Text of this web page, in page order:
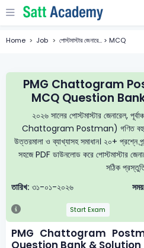
Home Job পােস্টমাস্টার জেনারে... > MCQ
PMG Chattogram
MCQ Question
২০২৬ সালের পোস্টমাস্টার জেনারেল,
Chattogram Postman) গণিত
উত্তরমালা ও ব্যাখ্যাসহ সমাধান। ২০+ প্রশ্নে
সহজে PDF ডাউনলোড করে পোস্টমাস্টার
সঠিক
তারিখ: ৩১-০১-২০২৬
Start Exam
PMG Chattogram
Question Bank & Solution